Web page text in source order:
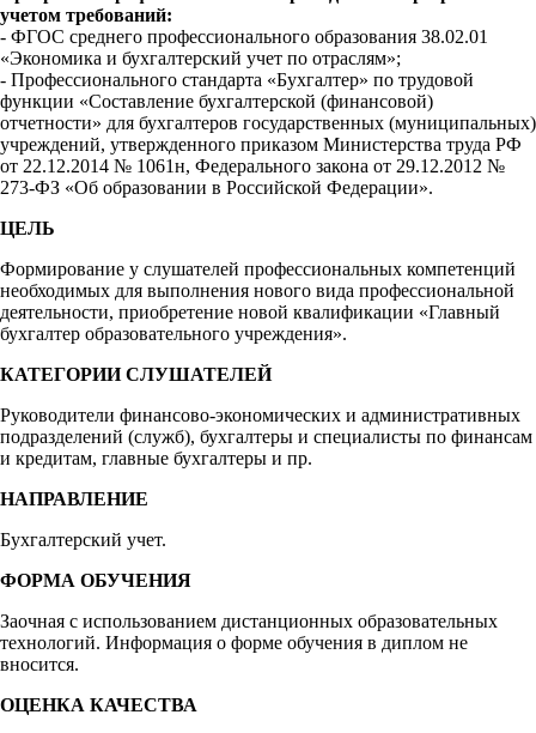
учетом требований:
- ФГОС среднего профессионального образования 38.02.01
«Экономика и бухгалтерский учет по отраслям»;
- Профессионального стандарта «Бухгалтер» по трудовой
функции «Составление бухгалтерской (финансовой)
отчетности» для бухгалтеров государственных (муниципальных)
учреждений, утвержденного приказом Министерства труда РФ
от 22.12.2014 № 1061н, Федерального закона от 29.12.2012 №
273-ФЗ «Об образовании в Российской Федерации».
ЦЕЛЬ
Формирование у слушателей профессиональных компетенций
необходимых для выполнения нового вида профессиональной
деятельности, приобретение новой квалификации «Главный
бухгалтер образовательного учреждения».
КАТЕГОРИИ СЛУШАТЕЛЕЙ
Руководители финансово-экономических и административных
подразделений (служб), бухгалтеры и специалисты по финансам
и кредитам, главные бухгалтеры и пр.
НАПРАВЛЕНИЕ
Бухгалтерский учет.
ФОРМА ОБУЧЕНИЯ
Заочная с использованием дистанционных образовательных
технологий. Информация о форме обучения в диплом не
вносится.
ОЦЕНКА КАЧЕСТВА